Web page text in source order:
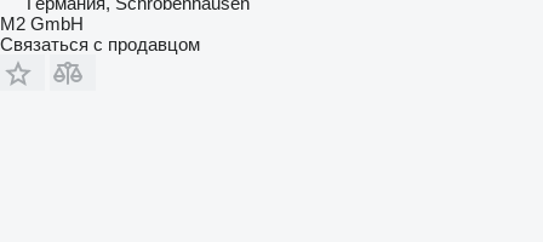
M2 GmbH
Связаться с продавцом